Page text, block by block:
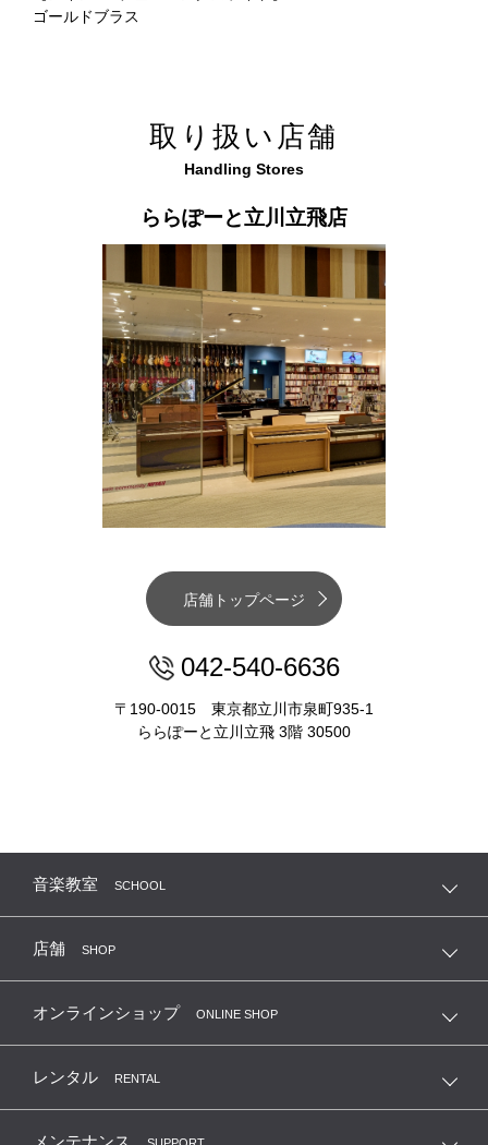
ゴールドブラス
取り扱い店舗
Handling Stores
ららぽーと立川立飛店
店舗トップページ
042-540-6636
〒190-0015 東京都立川市泉町935-1
ららぽーと立川立飛 3階 30500
音楽教室 SCHOOL
店舗 SHOP
オンラインショップ ONLINE SHOP
レンタル RENTAL
メンテナンス